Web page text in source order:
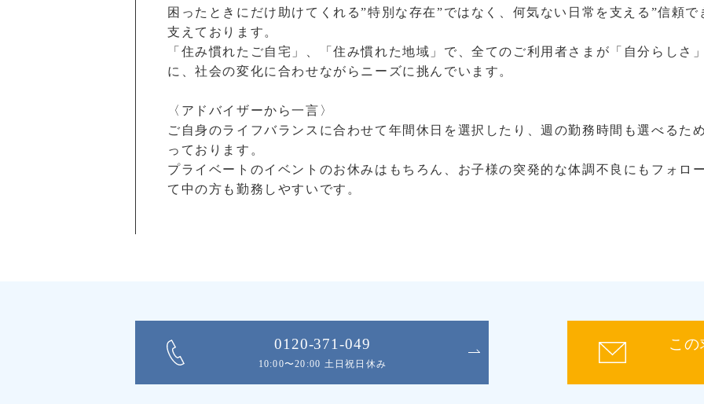
困ったときにだけ助けてくれる”特別な存在”ではなく、何気ない日常を支える”信頼
支えております。
「住み慣れたご自宅」、「住み慣れた地域」で、全てのご利用者さまが「自分らしさ
に、社会の変化に合わせながらニーズに挑んでいます。
〈アドバイザーから一言〉
ご自身のライフバランスに合わせて年間休日を選択したり、週の勤務時間も選べるた
っております。
プライベートのイベントのお休みはもちろん、お子様の突発的な体調不良にもフォロ
て中の方も勤務しやすいです。
0120-371-049
10:00〜20:00 土日祝日休み
こ